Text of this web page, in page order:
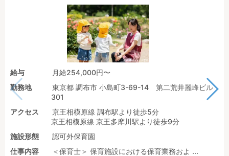
給与
月給254,000円〜
勤務地
東京都 調布市 小島町3-69-14 第二荒井麗峰ビル
301
アクセス
京王相模原線 調布駅より徒歩5分
京王相模原線 京王多摩川駅より徒歩9分
施設形態
認可外保育園
仕事内容
＜保育士＞ 保育施設における保育業務およ ...